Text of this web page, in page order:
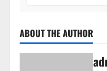
ABOUT THE AUTHOR